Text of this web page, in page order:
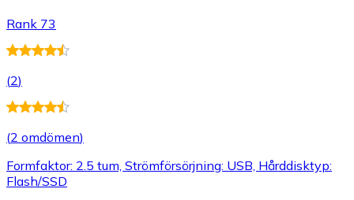
Rank 73
(2)
(2 omdömen)
Formfaktor: 2.5 tum, Strömförsörjning: USB, Hårddisktyp:
Flash/SSD